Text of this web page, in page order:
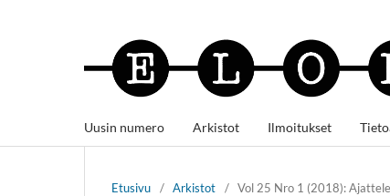
Uusin numero Arkistot Ilmoitukset
Etusivu / Arkistot / Vol 25 Nro 1 (2018):